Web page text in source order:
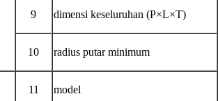
9 dimensi keseluruhan (P×L×T)
10 radius putar minimum
11 model